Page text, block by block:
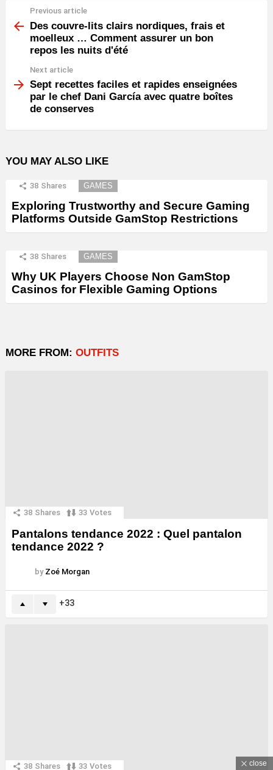
more
Previous article
Des couvre-lits clairs nordiques, frais et
moelleux … Comment assurer un bon
repos les nuits d'été
Next article
Sept recettes faciles et rapides enseignées
par le chef Dani García avec quatre boîtes
de conserves
YOU MAY ALSO LIKE
38 Shares GAMES
Exploring Trustworthy and Secure Gaming
Platforms Outside GamStop Restrictions
38 Shares GAMES
Why UK Players Choose Non GamStop
Casinos for Flexible Gaming Options
MORE FROM: OUTFITS
38 Shares 33 Votes
Pantalons tendance 2022 : Quel pantalon
tendance 2022 ?
by Zoé Morgan
33
38 Shares 33 Votes close